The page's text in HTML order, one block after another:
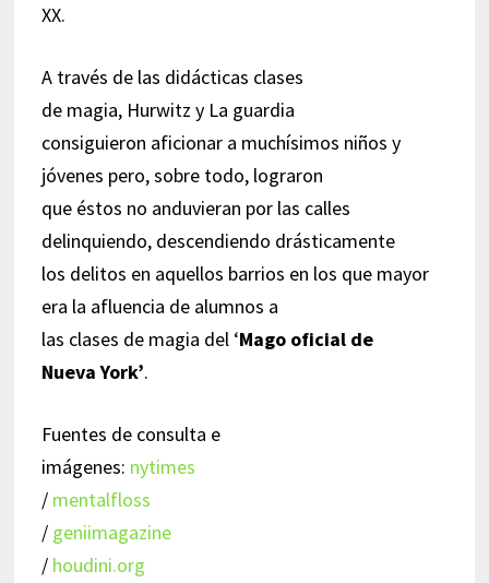
XX.
A través de las didácticas clases
de magia, Hurwitz y La guardia
consiguieron aficionar a muchísimos niños y
jóvenes pero, sobre todo, lograron
que éstos no anduvieran por las calles
delinquiendo, descendiendo drásticamente
los delitos en aquellos barrios en los que mayor
era la afluencia de alumnos a
las clases de magia del ‘Mago oficial de
Nueva York’.
Fuentes de consulta e
imágenes: nytimes
/ mentalfloss
/ geniimagazine
/ houdini.org